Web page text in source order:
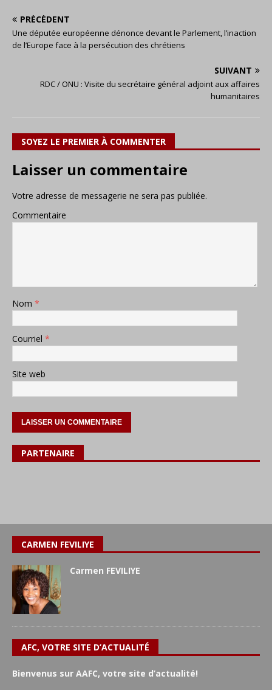
PRÉCÉDENT
Une députée européenne dénonce devant le Parlement, l’inaction
de l’Europe face à la persécution des chrétiens
SUIVANT
RDC / ONU : Visite du secrétaire général adjoint aux affaires
humanitaires
SOYEZ LE PREMIER À COMMENTER
Laisser un commentaire
Votre adresse de messagerie ne sera pas publiée.
Commentaire
Nom *
Courriel *
Site web
PARTENAIRE
CARMEN FEVILIYE
Carmen FEVILIYE
AFC, VOTRE SITE D’ACTUALITÉ
Bienvenus sur AAFC, votre site d’actualité!